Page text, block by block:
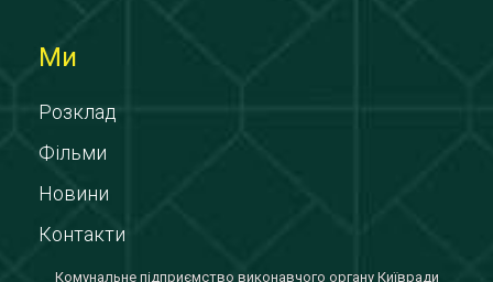
Ми
Розклад
Фільми
Новини
Контакти
Комунальне підприємство виконавчого органу Київради